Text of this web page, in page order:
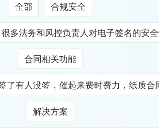
全部 合规安全
法务和风控负责人对电子签名的
合同相关功能
有人没签，催起来费时费力，纸质
解决方案